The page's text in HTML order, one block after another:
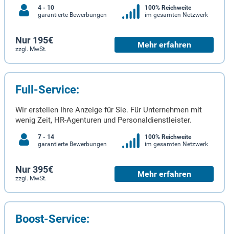
4 - 10
garantierte Bewerbungen
100% Reichweite
im gesamten Netzwerk
Nur 195€
zzgl. MwSt. Mehr erfahren
Full-Service:
Wir erstellen Ihre Anzeige für Sie. Für Unternehmen mit
wenig Zeit, HR-Agenturen und Personaldienstleister.
7 - 14
garantierte Bewerbungen
100% Reichweite
im gesamten Netzwerk
Nur 395€
zzgl. MwSt. Mehr erfahren
Boost-Service: